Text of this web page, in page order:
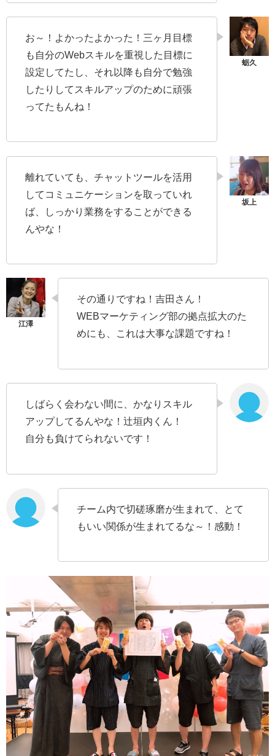
お～！よかったよかった！三ヶ月目標
も自分のWebスキルを重視した目標に
設定してたし、それ以降も自分で勉強
したりしてスキルアップのために頑張
ってたもんね！
離れていても、チャットツールを活用
してコミュニケーションを取っていれ
ば、しっかり業務をすることができる
んやな！
その通りですね！吉田さん！
WEBマーケティング部の拠点拡大のた
めにも、これは大事な課題ですね！
しばらく会わない間に、かなりスキル
アップしてるんやな！辻垣内くん！
自分も負けてられないです！
チーム内で切磋琢磨が生まれて、とて
もいい関係が生まれてるな～！感動！